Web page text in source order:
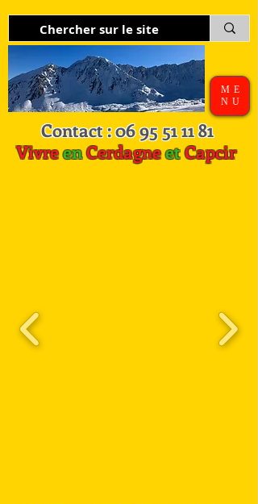
ME
NU
Contact :06 95 51 11 81
VivreenCerdagneetCapcir